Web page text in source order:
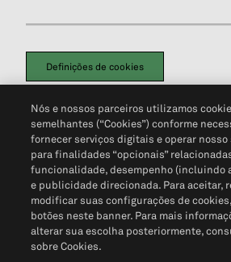
Definições de cookies
Política de PrivacidadePortal de privacidade
Não Venda Minhas Informações Pessoais©
Nós e nossos parceiros utilizamos
semelhantes (“Cookies”) conforme
fornecer serviços digitais e operar nosso
para finalidades “opcionais”
funcionalidade, desempenho (incluindo
e publicidade direcionada. Para aceitar,
modificar suas configurações de
botões neste banner. Para mais
alterar sua escolha posteriormente,
sobre Cookies.